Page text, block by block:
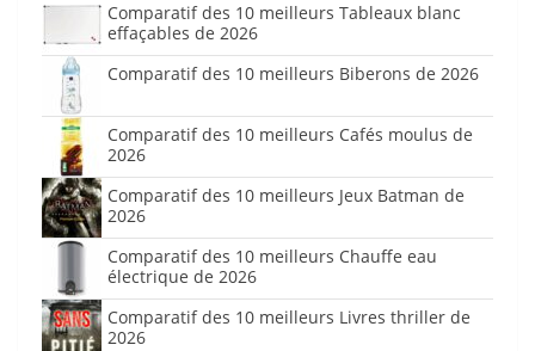
Comparatif des 10 meilleurs Tableaux blanc
effaçables de 2026
Comparatif des 10 meilleurs Biberons de 2026
Comparatif des 10 meilleurs Cafés moulus de
2026
Comparatif des 10 meilleurs Jeux Batman de
2026
Comparatif des 10 meilleurs Chauffe eau
électrique de 2026
Comparatif des 10 meilleurs Livres thriller de
2026